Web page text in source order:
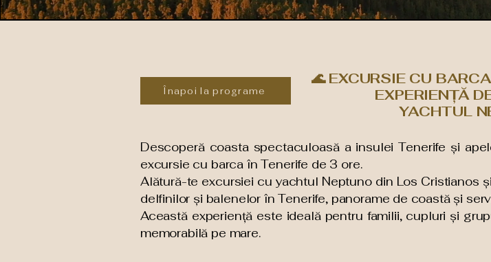
Înapoi la programe
🌊 EXCURSIE CU
EXPERIENȚĂ DE
YACHTUL
Descoperă coasta spectaculoasă a insulei Tenerife și
excursie cu barca în Tenerife de 3 ore.
Alătură-te excursiei cu yachtul Neptuno din Los Cristianos
delfinilor și balenelor în Tenerife, panorame de coastă și
Această experiență este ideală pentru familii, cupluri și
memorabilă pe mare.